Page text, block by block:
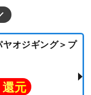
ヤオジギング＞プ
元